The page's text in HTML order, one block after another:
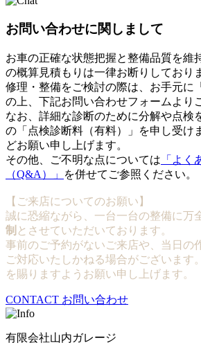
お問い合わせに関しまして
お車の正確な状態把握と整備品質を維
の概算見積もりは一律お断りしており
修理・整備をご検討の際は、お手元に
の上、下記お問い合わせフォームより
なお、詳細な診断のために分解や点検
の「点検診断料（有料）」を申し受け
どお願い申し上げます。
その他、ご不明な点については 「よく
（Q&A）」
を併せてご参照ください。
【ご来店についてのお願い】
誠に恐縮ながら、一台一台の整備に万
制 とさせていただいております。
事前のご予約がないご来店や、当日の
ご対応いたしかねる場合がございます
を賜りますようお願い申し上げます。
CONTACT お問い合わせ
有限会社山内ガレージ